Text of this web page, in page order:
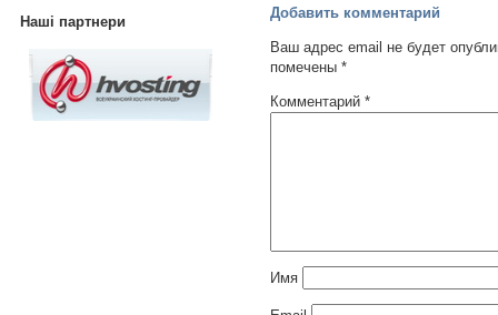
Наші партнери
Добавить комментарий
Ваш адрес email не будет
помечены *
Комментарий *
Имя